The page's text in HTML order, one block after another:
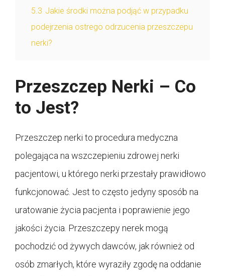
5.3 Jakie środki można podjąć w przypadku
podejrzenia ostrego odrzucenia przeszczepu
nerki?
Przeszczep Nerki – Co
to Jest?
Przeszczep nerki to procedura medyczna
polegająca na wszczepieniu zdrowej nerki
pacjentowi, u którego nerki przestały prawidłowo
funkcjonować. Jest to często jedyny sposób na
uratowanie życia pacjenta i poprawienie jego
jakości życia. Przeszczepy nerek mogą
pochodzić od żywych dawców, jak również od
osób zmarłych, które wyraziły zgodę na oddanie